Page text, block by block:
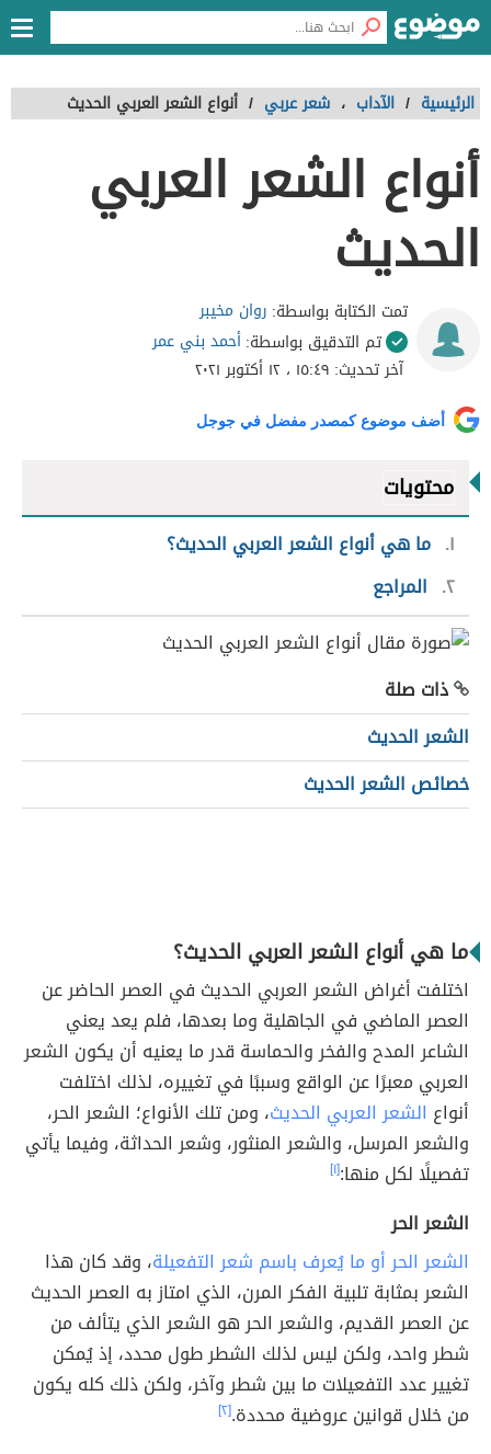
الرئيسية / الآداب ، شعر عربي / أنواع الشعر العربي الحديث
أنواع الشعر العربي
الحديث
تمت الكتابة بواسطة: روان مخيبر
تم التدقيق بواسطة:أحمد بني عمر
آخر تحديث: ١٥:٤٩ ، ١٢ أكتوبر ٢٠٢١
أضف موضوع كمصدر مفضل في جوجل
محتويات
١ ما هي أنواع الشعر العربي الحديث؟
٢ المراجع
ذات صلة
الشعر الحديث
خصائص الشعر الحديث
ما هي أنواع الشعر العربي الحديث؟
اختلفت أغراض الشعر العربي الحديث في العصر الحاضر عن
العصر الماضي في الجاهلية وما بعدها، فلم يعد يعني
الشاعر المدح والفخر والحماسة قدر ما يعنيه أن يكون الشعر
العربي معبرًا عن الواقع وسببًا في تغييره، لذلك اختلفت
أنواع الشعر العربي الحديث، ومن تلك الأنواع؛ الشعر الحر،
والشعر المرسل، والشعر المنثور، وشعر الحداثة، وفيما يأتي
تفصيلًا لكل منها:[١]
الشعر الحر
الشعر الحر أو ما يُعرف باسم شعر التفعيلة، وقد كان هذا
الشعر بمثابة تلبية الفكر المرن، الذي امتاز به العصر الحديث
عن العصر القديم، والشعر الحر هو الشعر الذي يتألف من
شطر واحد، ولكن ليس لذلك الشطر طول محدد، إذ يُمكن
تغيير عدد التفعيلات ما بين شطر وآخر، ولكن ذلك كله يكون
من خلال قوانين عروضية محددة.[٢]